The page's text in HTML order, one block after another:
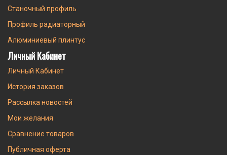
Станочный профиль
Профиль радиаторный
Алюминиевый плинтус
Личный Кабинет
Личный Кабинет
История заказов
Рассылка новостей
Мои желания
Сравнение товаров
Публичная оферта